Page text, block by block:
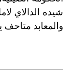
والمعابد متاحف